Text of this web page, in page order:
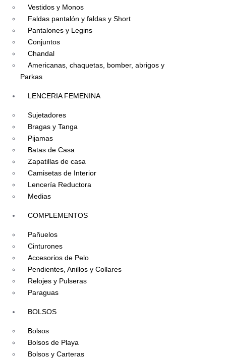
Vestidos y Monos
Faldas pantalón y faldas y Short
Pantalones y Legins
Conjuntos
Chandal
Americanas, chaquetas, bomber, abrigos y
Parkas
LENCERIA FEMENINA
Sujetadores
Bragas y Tanga
Pijamas
Batas de Casa
Zapatillas de casa
Camisetas de Interior
Lencería Reductora
Medias
COMPLEMENTOS
Pañuelos
Cinturones
Accesorios de Pelo
Pendientes, Anillos y Collares
Relojes y Pulseras
Paraguas
BOLSOS
Bolsos
Bolsos de Playa
Bolsos y Carteras